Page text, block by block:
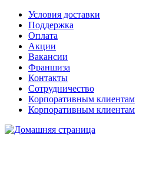
Условия доставки
Поддержка
Оплата
Акции
Вакансии
Франшиза
Контакты
Сотрудничество
Корпоративным клиентам
Корпоративным клиентам